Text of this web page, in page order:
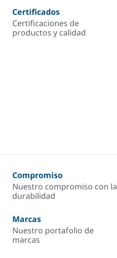
Certificados
Certificaciones de
productos y calidad
Compromiso
Nuestro compromiso con la
durabilidad
Marcas
Nuestro portafolio de
marcas